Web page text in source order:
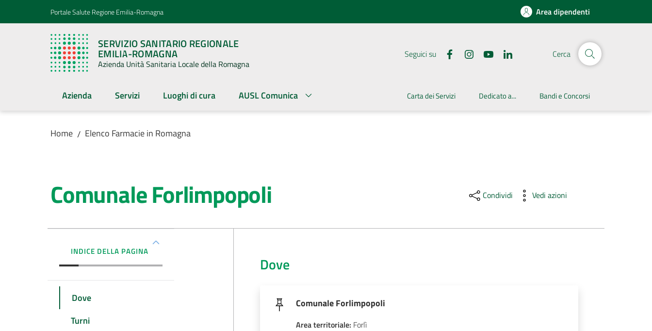
Vai al contenuto
Vai alla navigazionePortale Salute Regione Emilia-Romagna Area dipendenti
SERVIZIO SANITARIO REGIONALE
EMILIA-ROMAGNA
Azienda Unità Sanitaria Locale della Romagna
Seguici su Cerca
Azienda Servizi Luoghi di cura AUSL Comunica Carta dei Servizi Dedicato a... Bandi e Concorsi
Home / Elenco Farmacie in Romagna
Comunale Forlimpopoli Condividi Vedi azioni
INDICE DELLA PAGINA
Dove
Turni
Dove
Comunale Forlimpopoli
Area territoriale: Forlì